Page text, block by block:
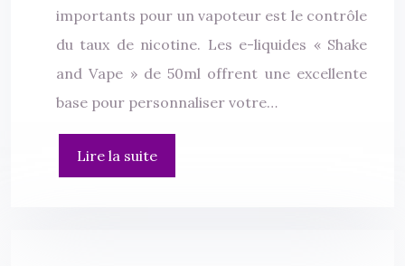
importants pour un vapoteur est le contrôle
du taux de nicotine. Les e-liquides « Shake
and Vape » de 50ml offrent une excellente
base pour personnaliser votre…
Lire la suite